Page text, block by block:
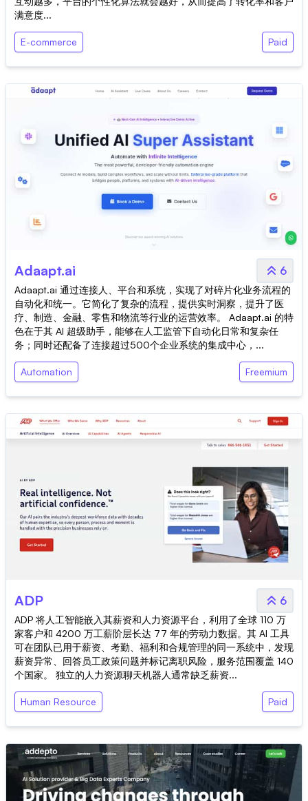
满意度...
E-commerce Paid
Adaapt.ai 6
Adaapt.ai 通过连接人、平台和系统，实现了对碎片化业务流程的
自动化和统一。它简化了复杂的流程，提供实时洞察，提升了医
疗、制造、金融、零售和物流等行业的运营效率。 Adaapt.ai 的特
色在于其 AI 超级助手，能够在人工监管下自动化日常和复杂任
务；同时还配备了连接超过500个企业系统的集成中心，...
Automation Freemium
ADP 6
ADP 将人工智能嵌入其薪资和人力资源平台，利用了全球 110 万
家客户和 4200 万工薪阶层长达 77 年的劳动力数据。其 AI 工具
可在团队已用于薪资、考勤、福利和合规管理的同一系统中，发现
薪资异常、回答员工政策问题并标记离职风险，服务范围覆盖 140
个国家。 独立的人力资源聊天机器人通常缺乏薪资...
Human Resource Paid